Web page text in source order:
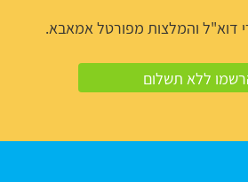
והמלצות מפורטל אמאבא.